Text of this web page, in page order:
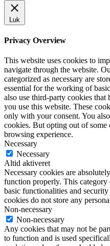
Luk
Privacy Overview
This website uses cookies to
navigate through the website.
categorized as necessary are
essential for the working of
also use third-party cookies that
you use this website. These
only with your consent. You
cookies. But opting out of
browsing experience.
Necessary
Necessary
Altid aktiveret
Necessary cookies are
function properly. This category
basic functionalities and
cookies do not store any
Non-necessary
Non-necessary
Any cookies that may not be
to function and is used